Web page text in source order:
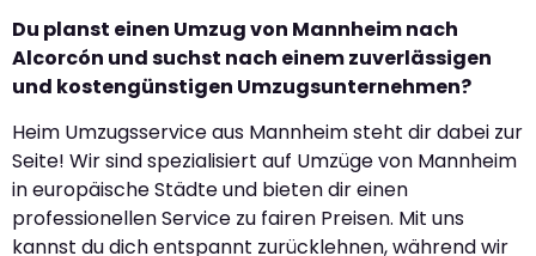
Du planst einen Umzug von Mannheim nach
Alcorcón und suchst nach einem zuverlässigen
und kostengünstigen Umzugsunternehmen?
Heim Umzugsservice aus Mannheim steht dir dabei zur
Seite! Wir sind spezialisiert auf Umzüge von Mannheim
in europäische Städte und bieten dir einen
professionellen Service zu fairen Preisen. Mit uns
kannst du dich entspannt zurücklehnen, während wir